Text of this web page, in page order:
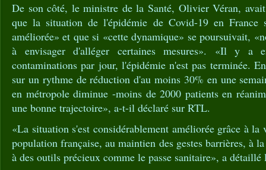
De son côté, le ministre de la Santé, Olivier Véran,
que la situation de l'épidémie de Covid-19 en France
améliorée» et que si «cette dynamique» se poursuivait,
à envisager d'alléger certaines mesures». «Il y a
contaminations par jour, l'épidémie n'est pas terminée.
sur un rythme de réduction d'au moins 30% en une
en métropole diminue -moins de 2000 patients en
une bonne trajectoire», a-t-il déclaré sur RTL.
«La situation s'est considérablement améliorée grâce à la
population française, au maintien des gestes barrières, à
à des outils précieux comme le passe sanitaire», a